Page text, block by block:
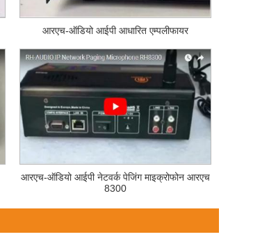
आरएच-ऑडियो आईपी आधारित एम्पलीफायर
आरएच-ऑडियो आईपी नेटवर्क पेजिंग माइक्रोफोन आरएच
8300